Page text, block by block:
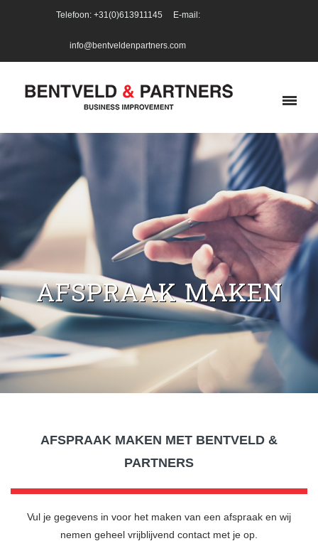
Telefoon: +31(0)613911145 E-mail:
info@bentveldenpartners.com
AFSPRAAK MAKEN
AFSPRAAK MAKEN MET BENTVELD &
PARTNERS
Vul je gegevens in voor het maken van een afspraak en wij
nemen geheel vrijblijvend contact met je op.